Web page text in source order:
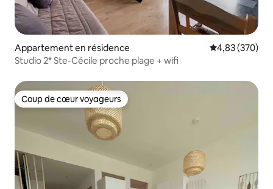
Appartement en résidence Évaluation
4,83 (370)
Studio 2* Ste-Cécile proche plage + wifi
Coup de cœur voyageurs
Coup de cœur voyageurs